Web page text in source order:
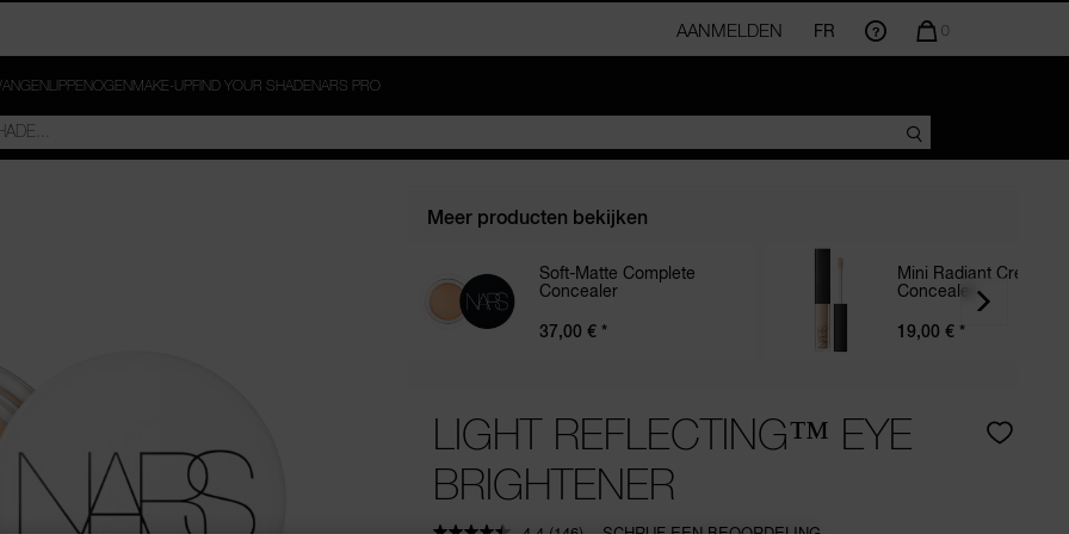
AANMELDEN FR
AANTAL
0
LIPPENOGENMAKE-UPFIND YOUR SHADENARS PRO
Meer producten bekijken
Soft-Matte Complete
Concealer
37,00 € *
Mini Radiant Creamy
Concealer
19,00 € *
LIGHT REFLECTING™ EYE
BRIGHTENER